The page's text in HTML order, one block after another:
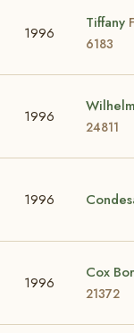
1996
Tiffany
6183
1996
24811
1996
1996
Cox
21372